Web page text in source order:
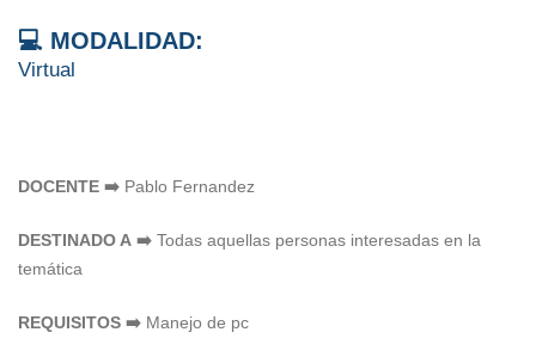
💻 MODALIDAD:
Virtual
DOCENTE ➡️ Pablo Fernandez
DESTINADO A ➡️ Todas aquellas personas interesadas en la
temática
REQUISITOS ➡️ Manejo de pc